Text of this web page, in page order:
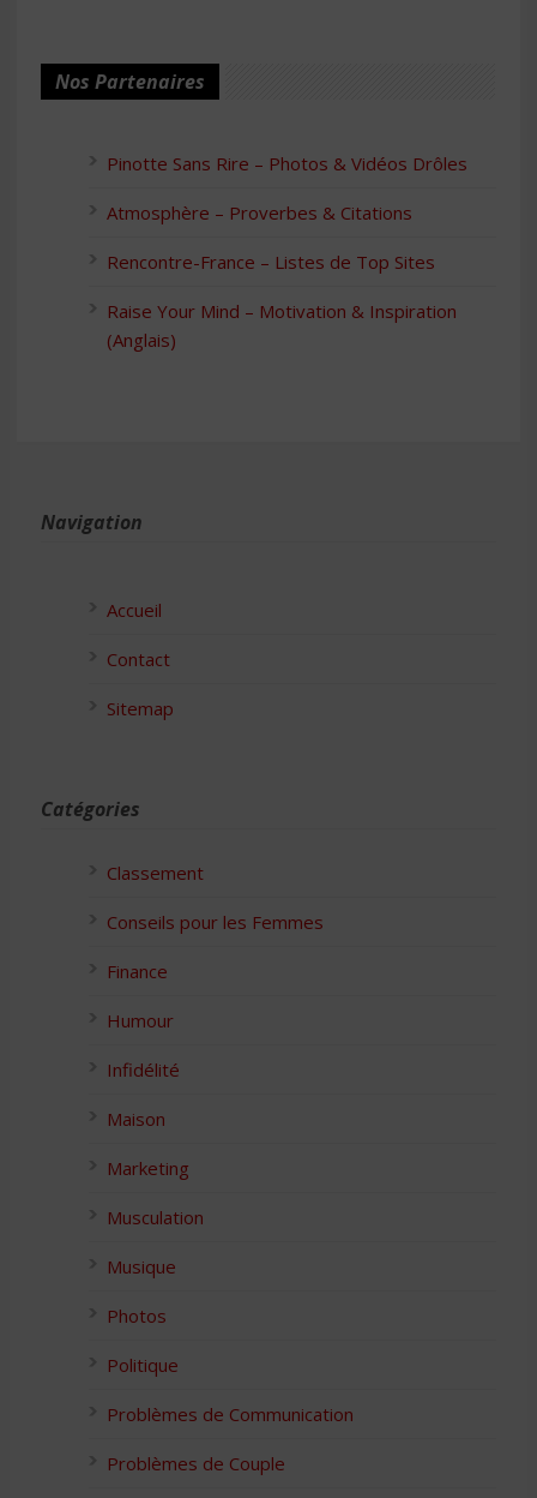
Nos Partenaires
Pinotte Sans Rire – Photos & Vidéos Drôles
Atmosphère – Proverbes & Citations
Rencontre-France – Listes de Top Sites
Raise Your Mind – Motivation & Inspiration
(Anglais)
Navigation
Accueil
Contact
Sitemap
Catégories
Classement
Conseils pour les Femmes
Finance
Humour
Infidélité
Maison
Marketing
Musculation
Musique
Photos
Politique
Problèmes de Communication
Problèmes de Couple